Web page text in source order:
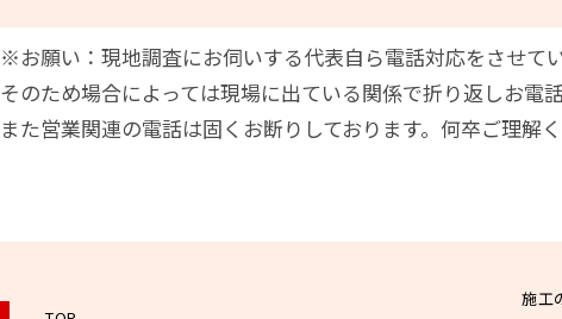
※お願い：現地調査にお伺いする代表自ら電話対応をさせてい
そのため場合によっては現場に出ている関係で折り返しお電
また営業関連の電話は固くお断りしております。何卒ご理解く
施工